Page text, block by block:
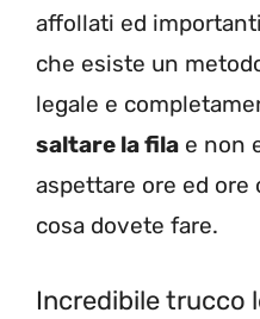
affollati ed
che esiste un
legale e
saltare la fila e non
aspettare ore ed ore
cosa dovete fare.
Incredibile trucco